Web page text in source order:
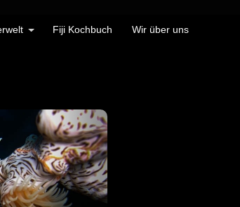
Fiji Kochbuch Wir über uns